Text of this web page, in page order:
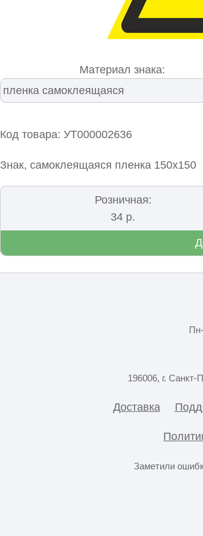
Материал знака:
Код товара: УТ000002636
Знак, самоклеящаяся пленка 150х150
Розничная:
34 р.
196006, г. Санкт-
Доставка
Заметили